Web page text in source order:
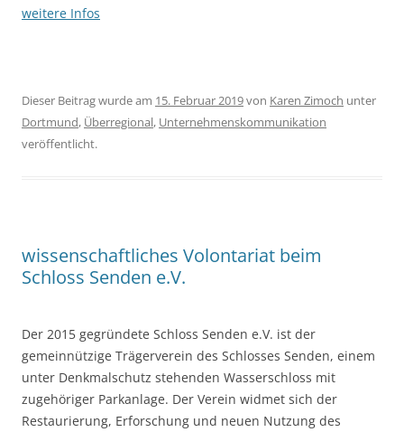
weitere Infos
Dieser Beitrag wurde am 15. Februar 2019von Karen Zimoch unter
Dortmund, Überregional, Unternehmenskommunikation
veröffentlicht.
wissenschaftliches Volontariat beim
Schloss Senden e.V.
Der 2015 gegründete Schloss Senden e.V. ist der
gemeinnützige Trägerverein des Schlosses Senden, einem
unter Denkmalschutz stehenden Wasserschloss mit
zugehöriger Parkanlage. Der Verein widmet sich der
Restaurierung, Erforschung und neuen Nutzung des